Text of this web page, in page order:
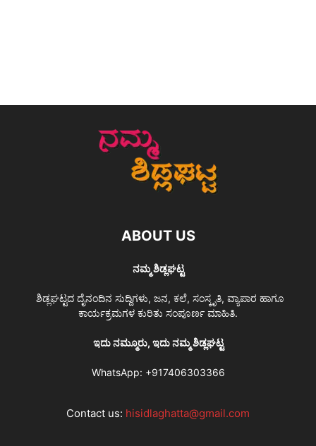
ABOUT US
ನಮ್ಮ ಶಿಡ್ಲಘಟ್ಟ
ಶಿಡ್ಲಘಟ್ಟದ ದೈನಂದಿನ ಸುದ್ದಿಗಳು, ಜನ, ಕಲೆ, ಸಂಸ್ಕೃತಿ, ವ್ಯಾಪಾರ ಹಾಗೂ
ಕಾರ್ಯಕ್ರಮಗಳ ಕುರಿತು ಸಂಪೂರ್ಣ ಮಾಹಿತಿ.
ಇದು ನಮ್ಮೂರು, ಇದು ನಮ್ಮ ಶಿಡ್ಲಘಟ್ಟ
WhatsApp: +917406303366
Contact us: hisidlaghatta@gmail.com